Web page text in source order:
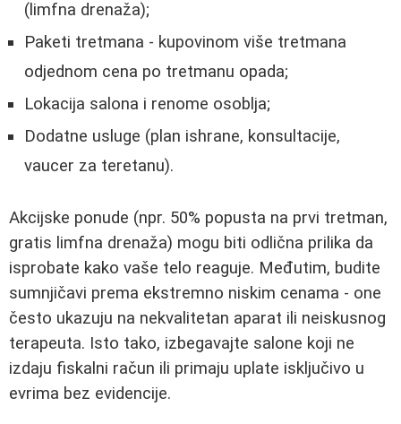
(limfna drenaža);
Paketi tretmana - kupovinom više tretmana
odjednom cena po tretmanu opada;
Lokacija salona i renome osoblja;
Dodatne usluge (plan ishrane, konsultacije,
vaucer za teretanu).
Akcijske ponude (npr. 50% popusta na prvi tretman,
gratis limfna drenaža) mogu biti odlična prilika da
isprobate kako vaše telo reaguje. Međutim, budite
sumnjičavi prema ekstremno niskim cenama - one
često ukazuju na nekvalitetan aparat ili neiskusnog
terapeuta. Isto tako, izbegavajte salone koji ne
izdaju fiskalni račun ili primaju uplate isključivo u
evrima bez evidencije.